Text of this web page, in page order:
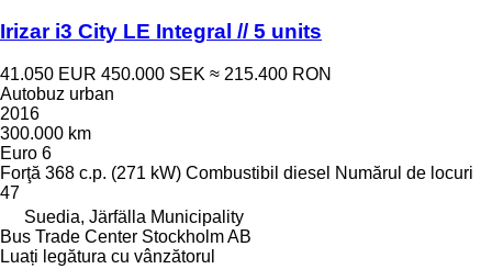
Irizar i3 City LE Integral // 5 units
41.050 EUR 450.000 SEK ≈ 215.400 RON
Autobuz urban
2016
300.000 km
Euro 6
Forţă 368 c.p. (271 kW) Combustibil diesel Numărul de locuri
47
Suedia, Järfälla Municipality
Bus Trade Center Stockholm AB
Luați legătura cu vânzătorul